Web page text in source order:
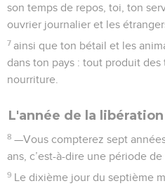
immigré ; il sera ton serviteur
41 Alors il quittera ton service,
retourner dans sa famille et
*patrimoine de ses ancêtres.
42 Car ceux que j’ai fait sortir
43 Parce que tu révères ton
brutalité.
44 Les esclaves, hommes ou
appartiendront, proviendront